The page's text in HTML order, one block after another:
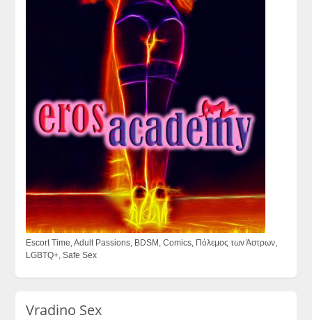
Escort Time, Adult Passions, BDSM, Comics, Πόλεμος των Άστρων,
LGBTQ+, Safe Sex
Vradino Sex